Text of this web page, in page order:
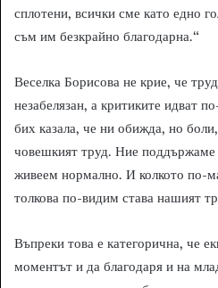
сплотени, всички сме като едно
съм им безкрайно благодарна.“
Веселка Борисова не крие, че
незабелязан, а критиките идват
бих казала, че ни обижда, но
човешкият труд. Ние поддържаме
живеем нормално. И колкото по-
толкова по-видим става нашият
Въпреки това е категорична, че
моментът и да благодаря и на